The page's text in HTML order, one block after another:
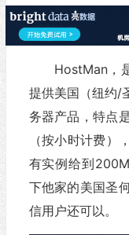
HostMan，
提供美国（纽约/
务器产品，特点
（按小时计费
有实例给到
下他家的美国圣
信用户还可以。